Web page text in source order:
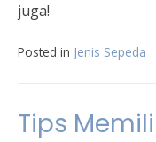
juga!
Posted in Jenis Sepeda
Tips